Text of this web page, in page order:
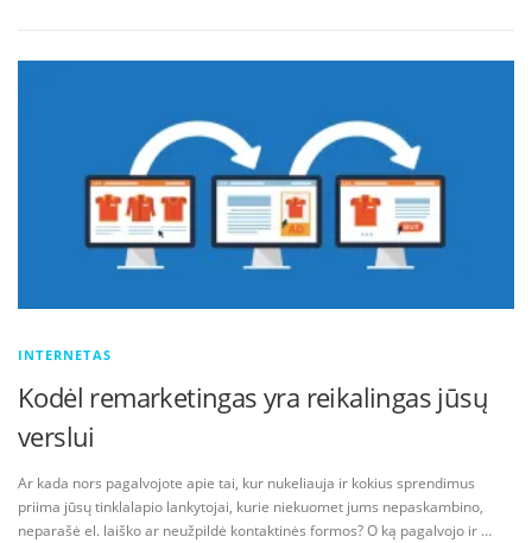
INTERNETAS
Kodėl remarketingas yra reikalingas jūsų
verslui
Ar kada nors pagalvojote apie tai, kur nukeliauja ir kokius sprendimus
priima jūsų tinklalapio lankytojai, kurie niekuomet jums nepaskambino,
neparašė el. laiško ar neužpildė kontaktinės formos? O ką pagalvojo ir …